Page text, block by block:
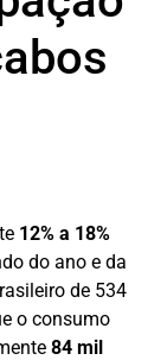
12% a 18%
do ano e da
de 534
o consumo
84 mil